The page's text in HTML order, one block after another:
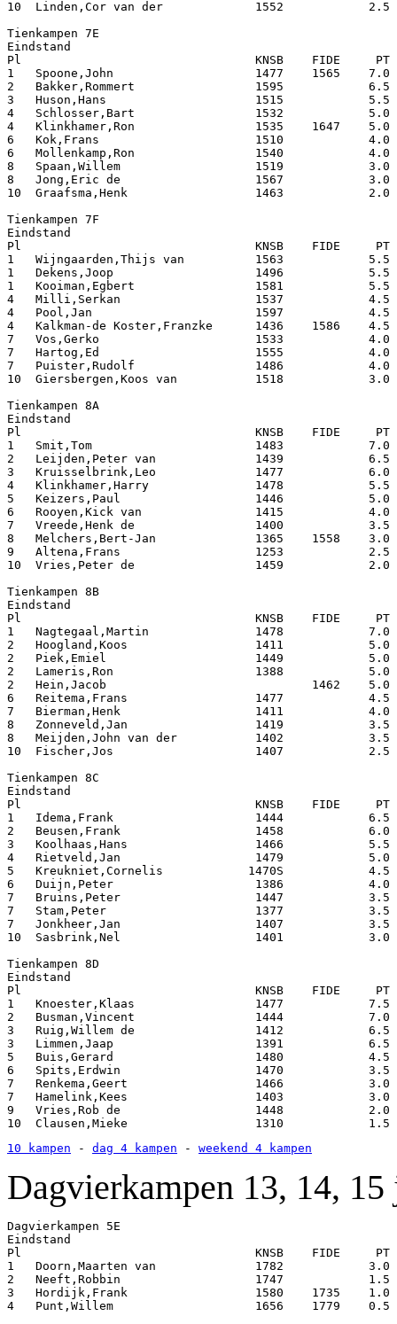
10 kampen - dag 4 kampen - weekend 4 kampen
Dagvierkampen 13, 14,
Dagvierkampen 5E
Eindstand
Pl                                 KNSB    FIDE     PT
1   Doorn,Maarten van              1782            3.0
2   Neeft,Robbin                   1747            1.5
3   Hordijk,Frank                  1580    1735    1.0
4   Punt,Willem                    1656    1779    0.5